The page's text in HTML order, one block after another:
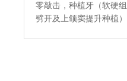
零敲击，种植牙（软硬
劈开及上颌窦提升种植）